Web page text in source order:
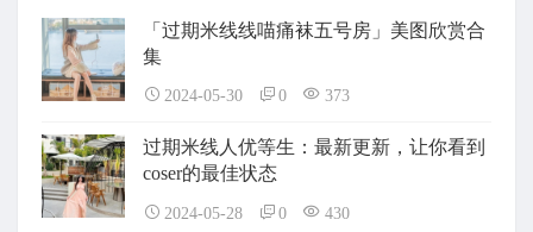
「过期米线线喵痛袜五号房」美图欣赏合
集
2024-05-30 0 373
过期米线人优等生：最新更新，让你看到
coser的最佳状态
2024-05-28 0 430